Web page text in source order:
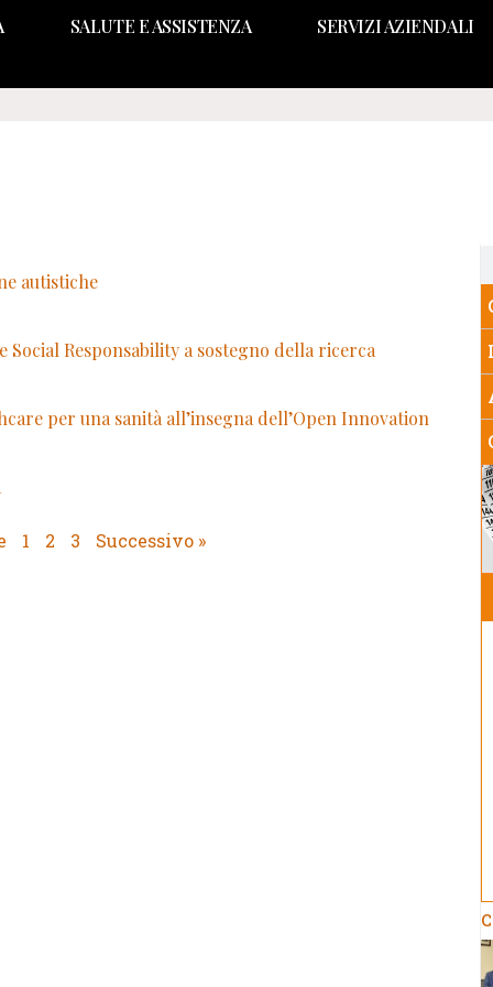
SALUTE E ASSISTENZA SERVIZI AZIENDALI
autistiche
Responsability a sostegno della ricerca
per una sanità all’insegna dell’Open Innovation
1 2 3 Successivo »